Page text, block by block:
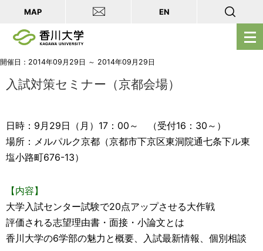
メ
ニ
MAP EN
開催日：2014年09月29日 ～ 2014年09月29日
入試対策セミナー（京都会場）
日時：9月29日（月）17：00～ （受付16：30～）
場所：メルパルク京都（京都市下京区東洞院通七条下ル東
塩小路町676-13）
【内容】
大学入試センター試験で20点アップさせる大作戦
評価される志望理由書・面接・小論文とは
香川大学の6学部の魅力と概要、入試最新情報、個別相談